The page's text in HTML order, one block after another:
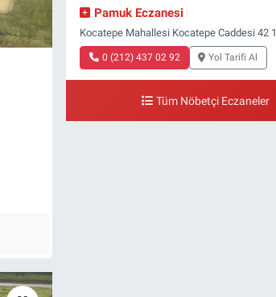
Pamuk Eczanesi
Kocatepe Mahallesi Kocatepe Caddesi 42 1
0 (212) 437 02 92 Yol Tarifi Al
Tüm Nöbetçi Eczaneler